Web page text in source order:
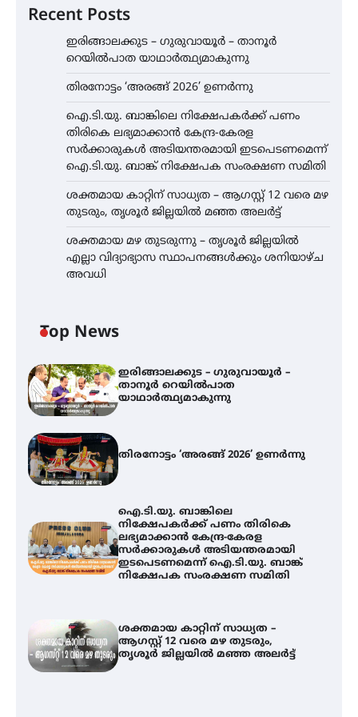
Recent Posts
ഇരിങ്ങാലക്കുട – ഗുരുവായൂർ – താനൂർ
റെയിൽപാത യാഥാർത്ഥ്യമാകുന്നു
തിരനോട്ടം ‘അരങ്ങ് 2026’ ഉണർന്നു
ഐ.ടി.യു. ബാങ്കിലെ നിക്ഷേപകർക്ക് പണം
തിരികെ ലഭ്യമാക്കാൻ കേന്ദ്ര-കേരള
സർക്കാരുകൾ അടിയന്തരമായി ഇടപെടണമെന്ന്
ഐ.ടി.യു. ബാങ്ക് നിക്ഷേപക സംരക്ഷണ സമിതി
ശക്തമായ കാറ്റിന് സാധ്യത – ആഗസ്റ്റ് 12 വരെ മഴ
തുടരും, തൃശൂർ ജില്ലയിൽ മഞ്ഞ അലർട്ട്
ശക്തമായ മഴ തുടരുന്നു – തൃശൂർ ജില്ലയിൽ
എല്ലാ വിദ്യാഭ്യാസ സ്ഥാപനങ്ങൾക്കും ശനിയാഴ്ച
അവധി
Top News
ഇരിങ്ങാലക്കുട – ഗുരുവായൂർ –
താനൂർ റെയിൽപാത
യാഥാർത്ഥ്യമാകുന്നു
തിരനോട്ടം ‘അരങ്ങ് 2026’ ഉണർന്നു
ഐ.ടി.യു. ബാങ്കിലെ
നിക്ഷേപകർക്ക് പണം തിരികെ
ലഭ്യമാക്കാൻ കേന്ദ്ര-കേരള
സർക്കാരുകൾ അടിയന്തരമായി
ഇടപെടണമെന്ന് ഐ.ടി.യു. ബാങ്ക്
നിക്ഷേപക സംരക്ഷണ സമിതി
ശക്തമായ കാറ്റിന് സാധ്യത –
ആഗസ്റ്റ് 12 വരെ മഴ തുടരും,
തൃശൂർ ജില്ലയിൽ മഞ്ഞ അലർട്ട്